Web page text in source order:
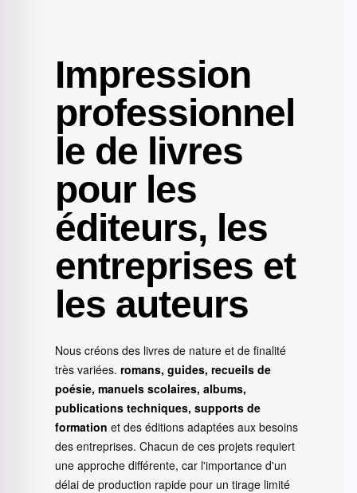
Impression
professionnel
le de livres
pour les
éditeurs, les
entreprises et
les auteurs
Nous créons des livres de nature et de finalité
très variées. romans, guides, recueils de
poésie, manuels scolaires, albums,
publications techniques, supports de
formation et des éditions adaptées aux besoins
des entreprises. Chacun de ces projets requiert
une approche différente, car l'importance d'un
délai de production rapide pour un tirage limité